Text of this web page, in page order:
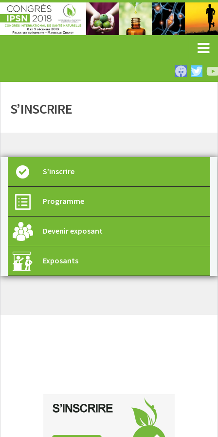
S’INSCRIRE
S’inscrire
Programme
Devenir exposant
Exposants